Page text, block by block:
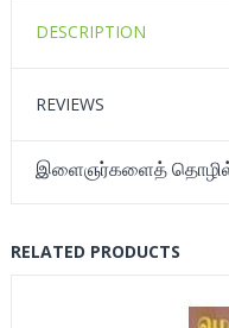
DESCRIPTION
REVIEWS
இளைஞர்களைத் தொழில்
RELATED PRODUCTS